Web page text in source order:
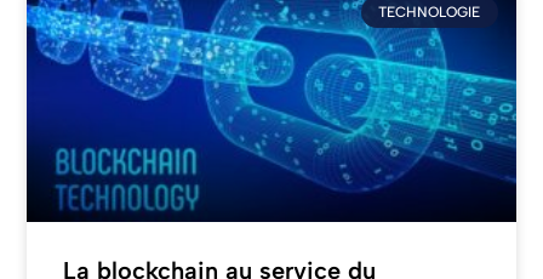
TECHNOLOGIE
La blockchain au service du